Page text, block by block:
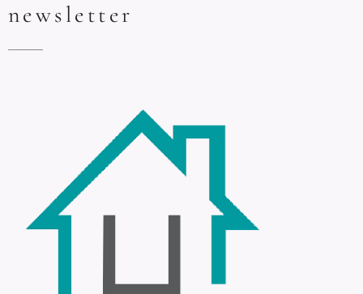
newsletter